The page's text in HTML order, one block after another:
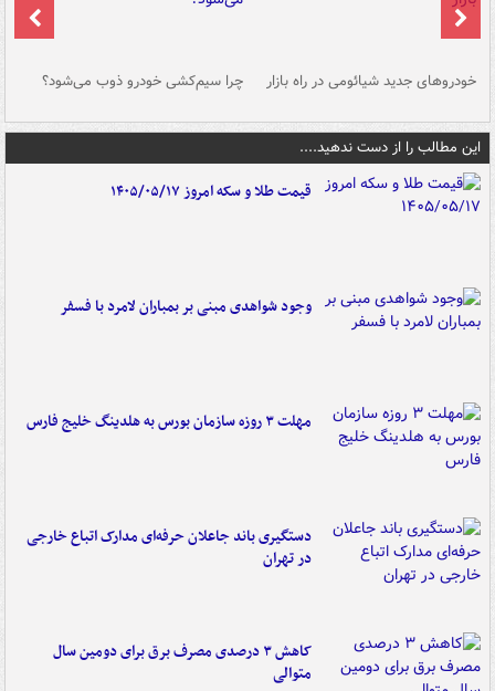
خودروهای جدید شیائومی در راه بازار چرا سیم‌کشی خودرو ذوب می‌شود؟
این مطالب را از دست ندهید....
قیمت طلا و سکه امروز ۱۴۰۵/۰۵/۱۷
وجود شواهدی مبنی بر بمباران لامرد با فسفر
مهلت ۳ روزه سازمان بورس به هلدینگ خلیج فارس
دستگیری باند جاعلان حرفه‌ای مدارک اتباع خارجی
در تهران
کاهش ۳ درصدی مصرف برق برای دومین سال
متوالی